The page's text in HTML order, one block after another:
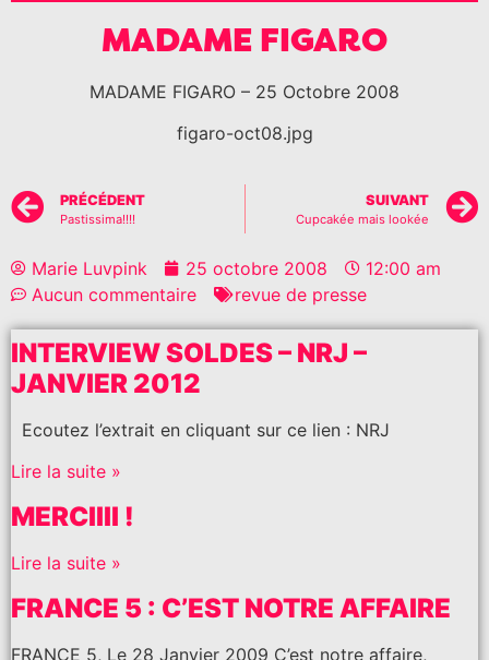
MADAME FIGARO
MADAME FIGARO – 25 Octobre 2008
figaro-oct08.jpg
PRÉCÉDENT
Pastissima!!!!
SUIVANT
Cupcakée mais lookée
Marie Luvpink 25 octobre 2008
12:00 am
Aucun commentaire
revue de presse
INTERVIEW SOLDES – NRJ –
JANVIER 2012
Ecoutez l’extrait en cliquant sur ce lien : NRJ
Lire la suite »
MERCIIII !
Lire la suite »
FRANCE 5 : C’EST NOTRE AFFAIRE
FRANCE 5, Le 28 Janvier 2009 C’est notre affaire,